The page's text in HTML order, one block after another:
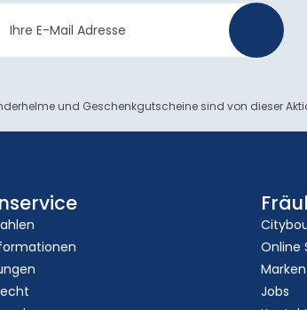
und Geschenkgutscheine sind von dieser
Online
Marken
Jobs